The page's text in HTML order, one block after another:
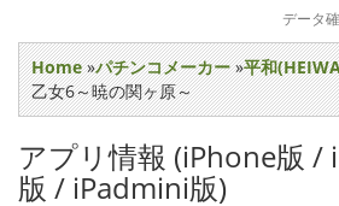
データ
Home»パチンコメーカー»平和
乙女6～暁の関ヶ原～
アプリ情報 (iPhone版 /
版 / iPadmini版)